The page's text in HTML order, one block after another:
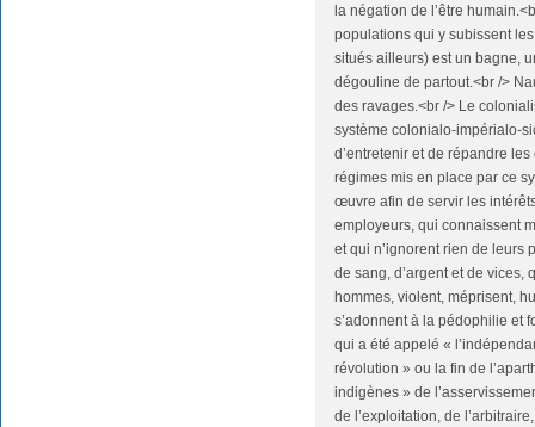
la négation de l’être
populations qui y subissent
situés ailleurs) est un bagne,
dégouline de partout.<br />
des ravages.<br /> Le
système colonialo-impérialo-
d’entretenir et de répandre
régimes mis en place par ce
œuvre afin de servir les
employeurs, qui connaissent
et qui n’ignorent rien de leurs
de sang, d’argent et de vices,
hommes, violent, méprisent,
s’adonnent à la pédophilie et
qui a été appelé «
révolution » ou la fin de
indigènes » de
de l’exploitation, de